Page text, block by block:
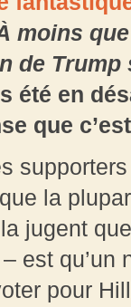
moins
de
été en
que
la
jugent
est
pour